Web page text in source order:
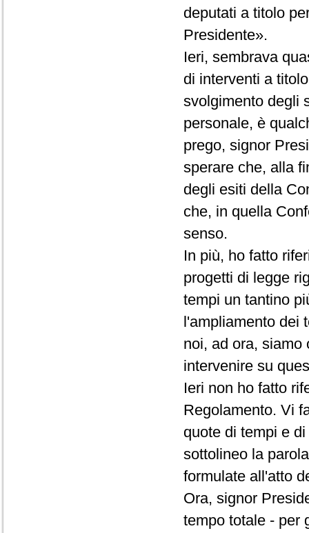
deputati a titolo
Presidente».
Ieri, sembrava
di interventi a
svolgimento degli
personale, è
prego, signor
sperare che, alla
degli esiti della
che, in quella
senso.
In più, ho fatto
progetti di legge
tempi un tantino
l'ampliamento dei
noi, ad ora, siamo
intervenire su
Ieri non ho fatto
Regolamento. Vi
quote di tempi e
sottolineo la
formulate all'atto
Ora, signor
tempo totale - per